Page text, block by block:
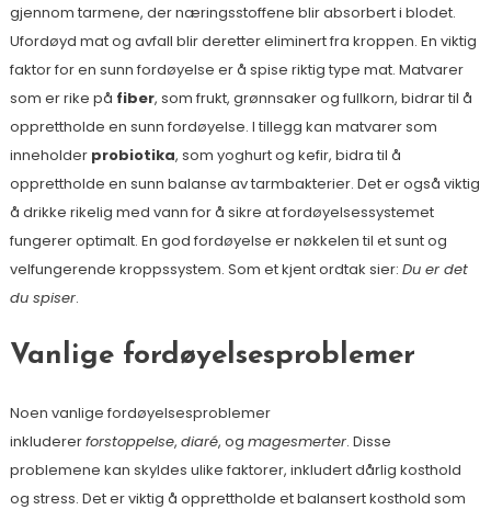
gjennom tarmene, der næringsstoffene blir absorbert i blodet.
Ufordøyd mat og avfall blir deretter eliminert fra kroppen. En viktig
faktor for en sunn fordøyelse er å spise riktig type mat. Matvarer
som er rike på fiber, som frukt, grønnsaker og fullkorn, bidrar til å
opprettholde en sunn fordøyelse. I tillegg kan matvarer som
inneholder probiotika, som yoghurt og kefir, bidra til å
opprettholde en sunn balanse av tarmbakterier. Det er også viktig
å drikke rikelig med vann for å sikre at fordøyelsessystemet
fungerer optimalt. En god fordøyelse er nøkkelen til et sunt og
velfungerende kroppssystem. Som et kjent ordtak sier: Du er det
du spiser.
Vanlige fordøyelsesproblemer
Noen vanlige fordøyelsesproblemer
inkludererforstoppelse, diaré, og magesmerter. Disse
problemene kan skyldes ulike faktorer, inkludert dårlig kosthold
og stress. Det er viktig å opprettholde et balansert kosthold som